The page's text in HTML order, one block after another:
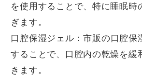
を使用することで、特に睡眠時
ぎます。
口腔保湿ジェル ：市販の口腔保
することで、口腔内の乾燥を緩
きます。